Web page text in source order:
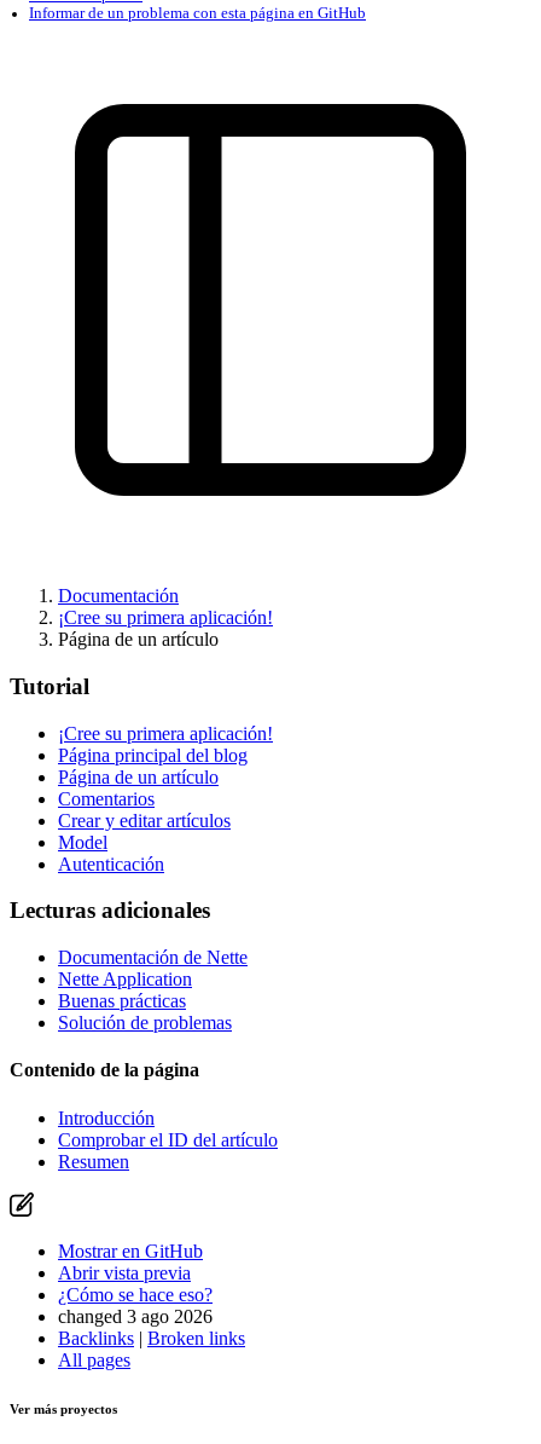
¿Ha encontrado algún problema en esta página?
Mostrar en GitHub(luego pulse E para editar)
Abrir vista previa
Informar de un problema con esta página en GitHub
Documentación
¡Cree su primera aplicación!
Página de un artículo
Tutorial
¡Cree su primera aplicación!
Página principal del blog
Página de un artículo
Comentarios
Crear y editar artículos
Model
Autenticación
Lecturas adicionales
Documentación de Nette
Nette Application
Buenas prácticas
Solución de problemas
Contenido de la página
Introducción
Comprobar el ID del artículo
Resumen
Mostrar en GitHub
Abrir vista previa
¿Cómo se hace eso?
changed 3 ago 2026
Backlinks | Broken links
All pages
Ver más proyectos